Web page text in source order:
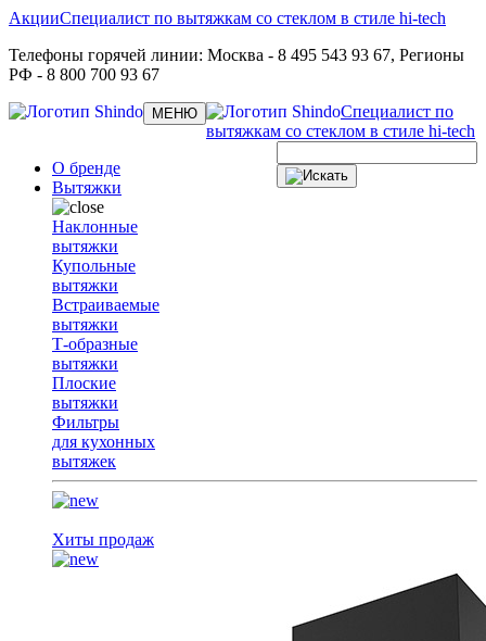
Акции
Телефоны горячей линии: Москва - 8 495 543 93 67, Регионы
РФ - 8 800 700 93 67
Специалист по вытяжкам со стеклом в стиле hi-tech
Toggle
navigation
МЕНЮ
Специалист по
вытяжкам со стеклом в стиле hi-tech
О бренде
Вытяжки
Наклонные
вытяжки
Купольные
вытяжки
Встраиваемые
вытяжки
Т-образные
вытяжки
Плоские
вытяжки
Фильтры
для кухонных
вытяжек
Хиты продаж